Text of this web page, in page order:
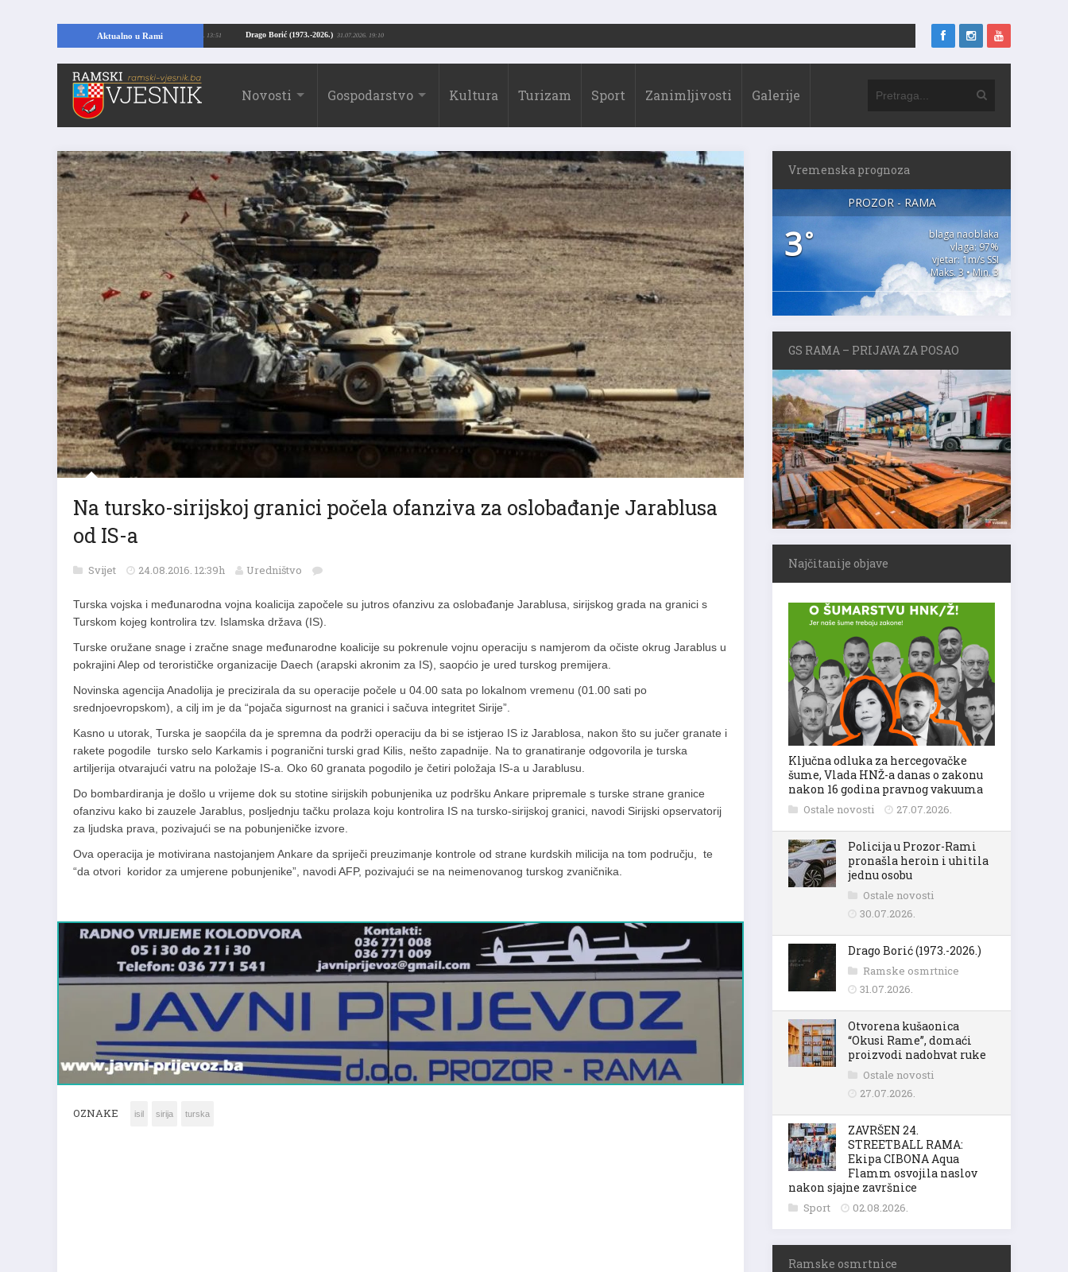
Aktualno u Rami Drago Borić (1973.-2026.) 31.07.2026. 19:10
temelje kuće, pronašao vrijedne arheološke ostatke 24.07.2026. 13:51
Novosti Gospodarstvo Kultura Turizam Sport Zanimljivosti Galerije
Na tursko-sirijskoj granici počela ofanziva za oslobađanje Jarablusa
od IS-a
Svijet 24.08.2016. 12:39h Uredništvo
Turska vojska i međunarodna vojna koalicija započele su jutros ofanzivu za oslobađanje Jarablusa, sirijskog grada na granici s
Turskom kojeg kontrolira tzv. Islamska država (IS).
Turske oružane snage i zračne snage međunarodne koalicije su pokrenule vojnu operaciju s namjerom da očiste okrug Jarablus u
pokrajini Alep od terorističke organizacije Daech (arapski akronim za IS), saopćio je ured turskog premijera.
Novinska agencija Anadolija je precizirala da su operacije počele u 04.00 sata po lokalnom vremenu (01.00 sati po
srednjoevropskom), a cilj im je da “pojača sigurnost na granici i sačuva integritet Sirije”.
Kasno u utorak, Turska je saopćila da je spremna da podrži operaciju da bi se istjerao IS iz Jarablosa, nakon što su jučer granate i
rakete pogodile tursko selo Karkamis i pogranični turski grad Kilis, nešto zapadnije. Na to granatiranje odgovorila je turska
artiljerija otvarajući vatru na položaje IS-a. Oko 60 granata pogodilo je četiri položaja IS-a u Jarablusu.
Do bombardiranja je došlo u vrijeme dok su stotine sirijskih pobunjenika uz podršku Ankare pripremale s turske strane granice
ofanzivu kako bi zauzele Jarablus, posljednju tačku prolaza koju kontrolira IS na tursko-sirijskoj granici, navodi Sirijski opservatorij
za ljudska prava, pozivajući se na pobunjeničke izvore.
Ova operacija je motivirana nastojanjem Ankare da spriječi preuzimanje kontrole od strane kurdskih milicija na tom području, te
“da otvori koridor za umjerene pobunjenike”, navodi AFP, pozivajući se na neimenovanog turskog zvaničnika.
Vremenska prognoza
PROZOR - RAMA
3°
blaga naoblaka
vlaga: 97%
vjetar: 1m/s SSI
Maks. 3 • Min. 3
GS RAMA – PRIJAVA ZA POSAO
Najčitanije objave
Ključna odluka za hercegovačke
šume, Vlada HNŽ-a danas o zakonu
nakon 16 godina pravnog vakuuma
Ostale novosti 27.07.2026.
Policija u Prozor-Rami
pronašla heroin i uhitila
jednu osobu
Ostale novosti
30.07.2026.
Drago Borić (1973.-2026.)
Ramske osmrtnice
31.07.2026.
Otvorena kušaonica
“Okusi Rame”, domaći
proizvodi nadohvat ruke
Ostale novosti
27.07.2026.
ZAVRŠEN 24.
STREETBALL RAMA:
Ekipa CIBONA Aqua
Flamm osvojila naslov
nakon sjajne završnice
Sport 02.08.2026.
Ramske osmrtnice